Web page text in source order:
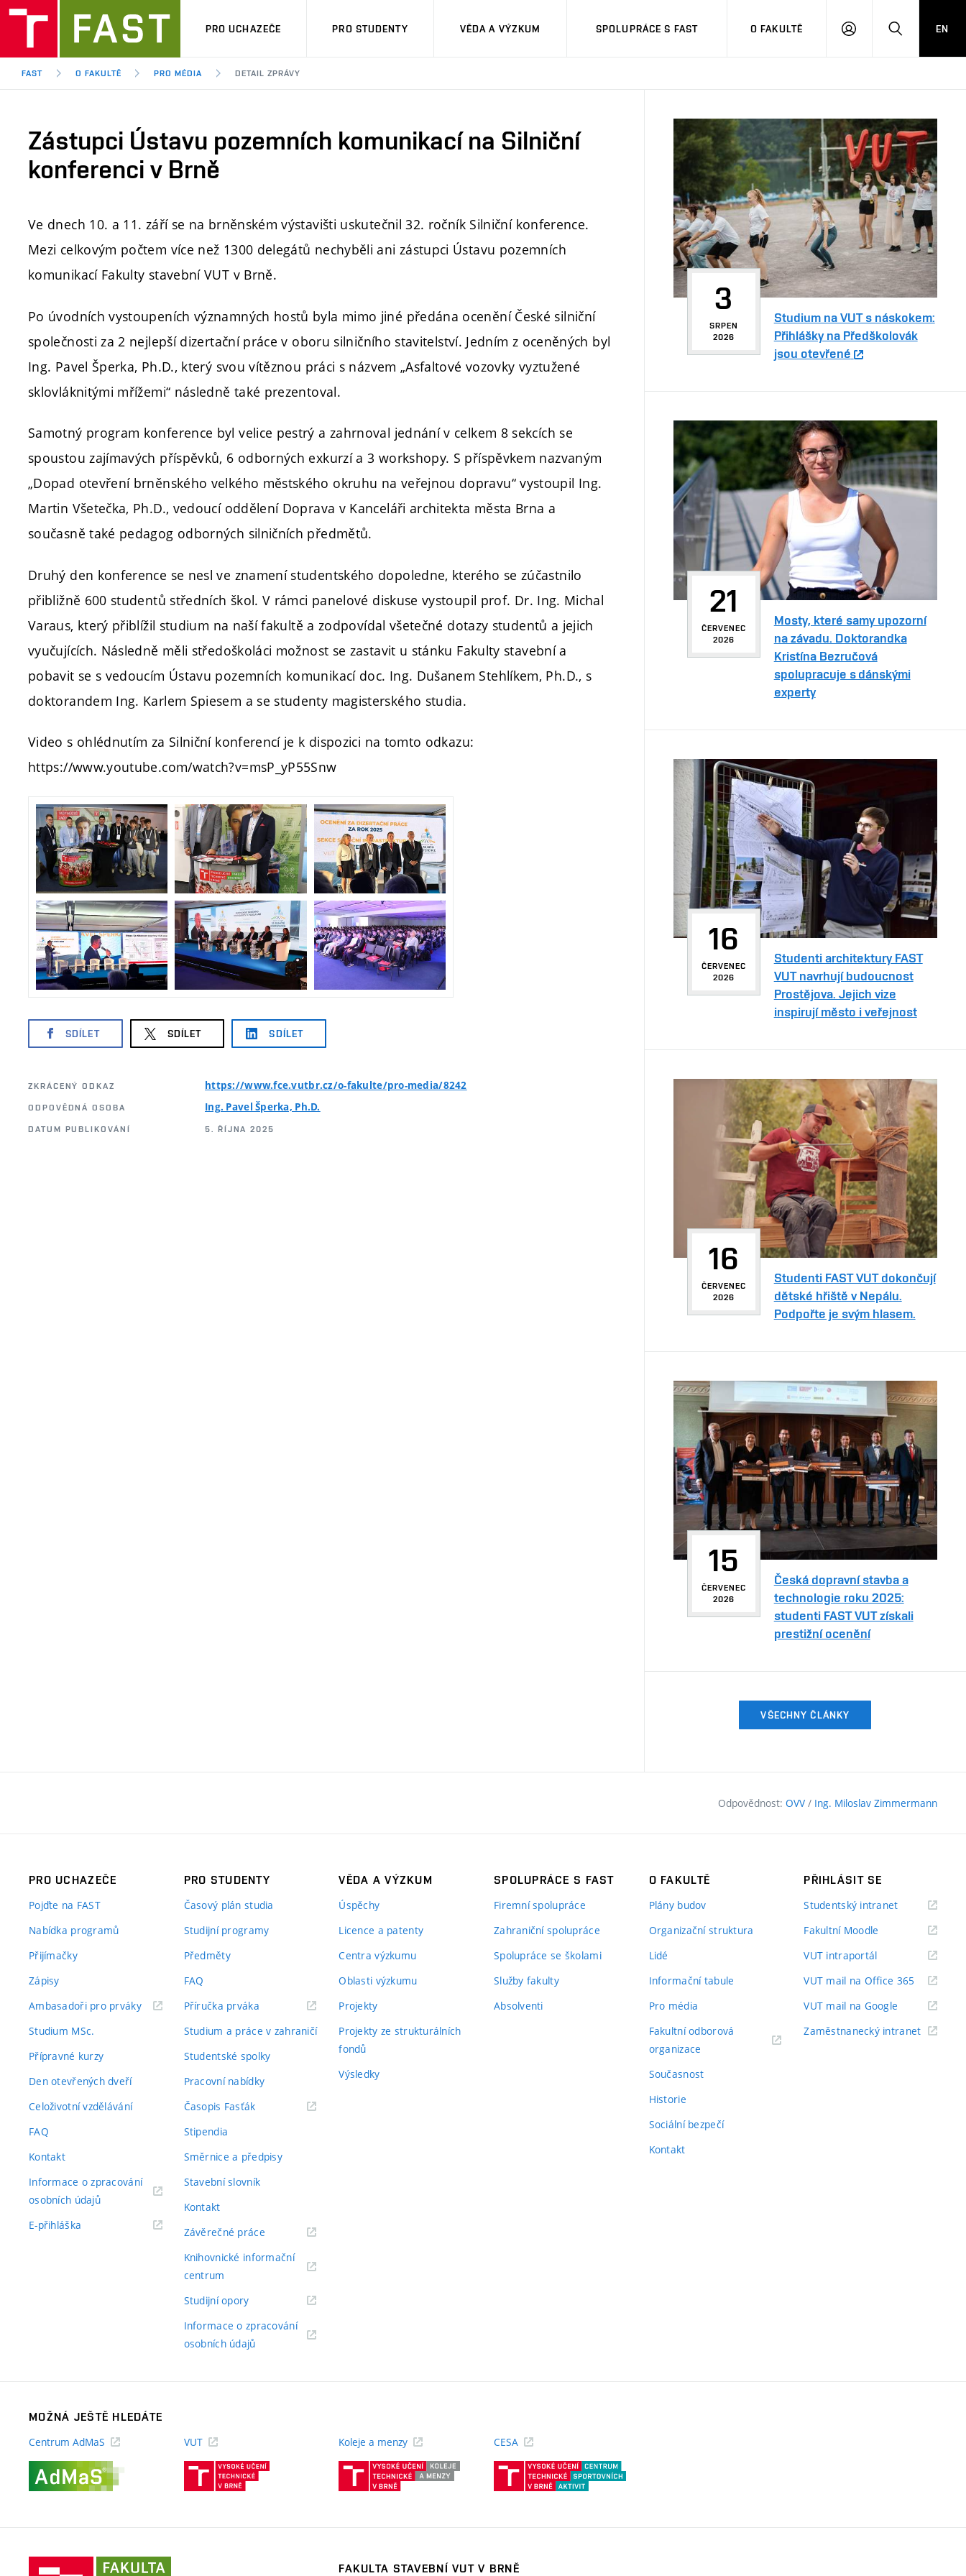
PRO UCHAZEČE PRO STUDENTY VĚDA A VÝZKUM SPOLUPRÁCE S FAST O FAKULTĚ
PŘIHLÁSITHLEDAT
EN
FAST O FAKULTĚ PRO MÉDIA DETAIL ZPRÁVY
Zástupci Ústavu pozemních komunikací na Silniční
konferenci v Brně
Ve dnech 10. a 11. září se na brněnském výstavišti uskutečnil 32. ročník Silniční konference.
Mezi celkovým počtem více než 1300 delegátů nechyběli ani zástupci Ústavu pozemních
komunikací Fakulty stavební VUT v Brně.
Po úvodních vystoupeních významných hostů byla mimo jiné předána ocenění České silniční
společnosti za 2 nejlepší dizertační práce v oboru silničního stavitelství. Jedním z oceněných byl
Ing. Pavel Šperka, Ph.D., který svou vítěznou práci s názvem „Asfaltové vozovky vyztužené
sklovláknitými mřížemi“ následně také prezentoval.
Samotný program konference byl velice pestrý a zahrnoval jednání v celkem 8 sekcích se
spoustou zajímavých příspěvků, 6 odborných exkurzí a 3 workshopy. S příspěvkem nazvaným
„Dopad otevření brněnského velkého městského okruhu na veřejnou dopravu“ vystoupil Ing.
Martin Všetečka, Ph.D., vedoucí oddělení Doprava v Kanceláři architekta města Brna a
současně také pedagog odborných silničních předmětů.
Druhý den konference se nesl ve znamení studentského dopoledne, kterého se zúčastnilo
přibližně 600 studentů středních škol. V rámci panelové diskuse vystoupil prof. Dr. Ing. Michal
Varaus, který přiblížil studium na naší fakultě a zodpovídal všetečné dotazy studentů a jejich
vyučujících. Následně měli středoškoláci možnost se zastavit u stánku Fakulty stavební a
pobavit se s vedoucím Ústavu pozemních komunikací doc. Ing. Dušanem Stehlíkem, Ph.D., s
doktorandem Ing. Karlem Spiesem a se studenty magisterského studia.
Video s ohlédnutím za Silniční konferencí je k dispozici na tomto odkazu:
https://www.youtube.com/watch?v=msP_yP55Snw
SDÍLET SDÍLET SDÍLET
ZKRÁCENÝ ODKAZ https://www.fce.vutbr.cz/o-fakulte/pro-media/8242
ODPOVĚDNÁ OSOBA Ing. Pavel Šperka, Ph.D.
DATUM PUBLIKOVÁNÍ 5. ŘÍJNA 2025
3
SRPEN
2026
Studium na VUT s náskokem:
Přihlášky na Předškolovák
jsou otevřené
21
ČERVENEC
2026
Mosty, které samy upozorní
na závadu. Doktorandka
Kristína Bezručová
spolupracuje s dánskými
experty
16
ČERVENEC
2026
Studenti architektury FAST
VUT navrhují budoucnost
Prostějova. Jejich vize
inspirují město i veřejnost
16
ČERVENEC
2026
Studenti FAST VUT dokončují
dětské hřiště v Nepálu.
Podpořte je svým hlasem.
15
ČERVENEC
2026
Česká dopravní stavba a
technologie roku 2025:
studenti FAST VUT získali
prestižní ocenění
VŠECHNY ČLÁNKY
Odpovědnost: OVV / Ing. Miloslav Zimmermann
PRO UCHAZEČE
Pojďte na FAST
Nabídka programů
Přijímačky
Zápisy
Ambasadoři pro prváky(externí
Studium MSc.
Přípravné kurzy
Den otevřených dveří
Celoživotní vzdělávání
FAQ
Kontakt
Informace o zpracování
osobních údajů(externí
E-přihláška
PRO STUDENTY
Časový plán studia
Studijní programy
Předměty
FAQ
Příručka prváka(externí
Studium a práce v zahraničí
Studentské spolky
Pracovní nabídky
Časopis Fasťák(externí
Stipendia
Směrnice a předpisy
Stavební slovník
Kontakt
Závěrečné práce(externí
Knihovnické informační
centrum
Studijní opory(externí
Informace o zpracování
osobních údajů(externí
VĚDA A VÝZKUM
Úspěchy
Licence a patenty
Centra výzkumu
Oblasti výzkumu
Projekty
Projekty ze strukturálních
fondů
Výsledky
SPOLUPRÁCE S FAST
Firemní spolupráce
Zahraniční spolupráce
Spolupráce se školami
Služby fakulty
Absolventi
O FAKULTĚ
Plány budov
Organizační struktura
Lidé
Informační tabule
Pro média
Fakultní odborová
organizace
Současnost
Historie
Sociální bezpečí
Kontakt
PŘIHLÁSIT SE
Studentský intranet(externí
Fakultní Moodle
VUT intraportál(externí
VUT mail na Office 365 (externí
odkaz)
VUT mail na Google (externí
Zaměstnanecký intranet(externí
MOŽNÁ JEŠTĚ HLEDÁTE
Centrum AdMaS
VUT
(externí
Koleje a menzy
(externí
CESA
FAKULTA STAVEBNÍ VUT V BRNĚ